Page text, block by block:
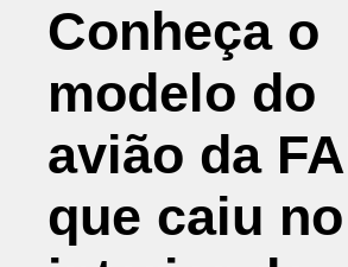
Conheça o
modelo do
avião da
que caiu no